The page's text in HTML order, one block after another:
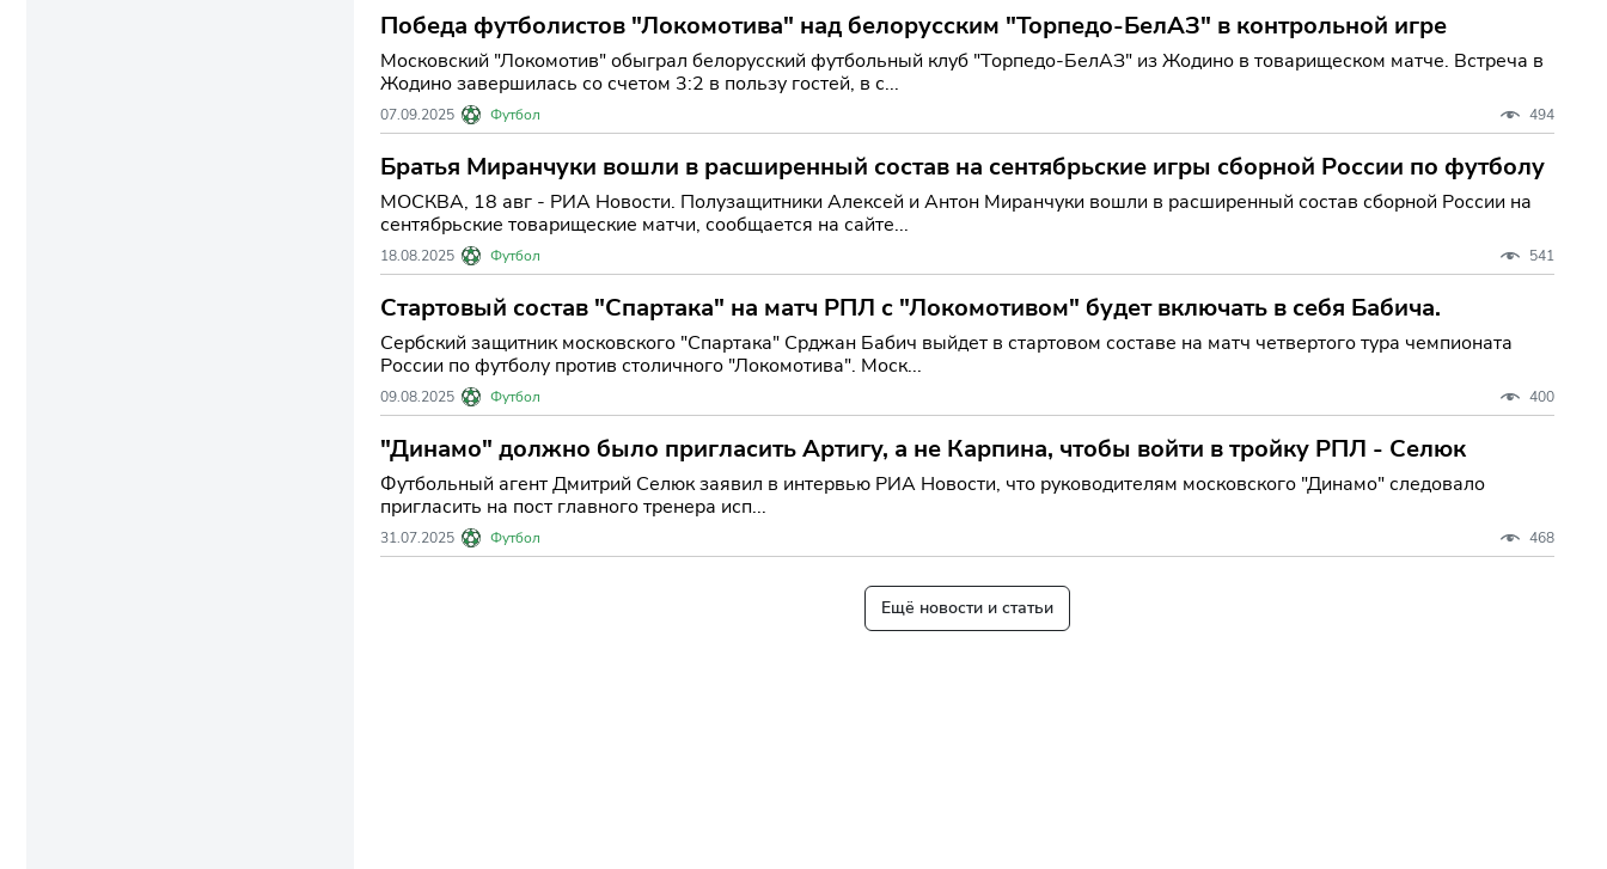
Победа футболистов "Локомотива" над белорусским "Торпедо-БелАЗ" в контрольной игре
Московский "Локомотив" обыграл белорусский футбольный клуб "Торпедо-БелАЗ" из Жодино в товарищеском матче. Встреча в
Жодино завершилась со счетом 3:2 в пользу гостей, в с...
07.09.2025 Футбол 494
Братья Миранчуки вошли в расширенный состав на сентябрьские игры сборной России по футболу
МОСКВА, 18 авг - РИА Новости. Полузащитники Алексей и Антон Миранчуки вошли в расширенный состав сборной России на
сентябрьские товарищеские матчи, сообщается на сайте...
18.08.2025 Футбол 541
Стартовый состав "Спартака" на матч РПЛ с "Локомотивом" будет включать в себя Бабича.
Сербский защитник московского "Спартака" Срджан Бабич выйдет в стартовом составе на матч четвертого тура чемпионата
России по футболу против столичного "Локомотива". Моск...
09.08.2025 Футбол 400
"Динамо" должно было пригласить Артигу, а не Карпина, чтобы войти в тройку РПЛ - Селюк
Футбольный агент Дмитрий Селюк заявил в интервью РИА Новости, что руководителям московского "Динамо" следовало
пригласить на пост главного тренера исп...
31.07.2025 Футбол 468
Ещё новости и статьи